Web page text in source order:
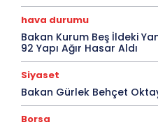
hava durumu
Bakan Kurum Beş İldeki
92 Yapı Ağır Hasar Aldı
Siyaset
Bakan Gürlek Behçet
Borsa